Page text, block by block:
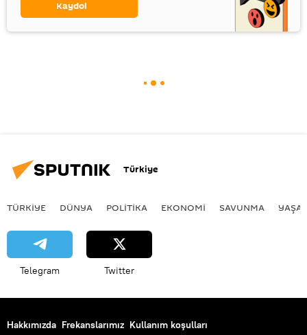
Kaydol
Türkiye
TÜRKIYE DÜNYA POLİTİKA EKONOMİ SAVUNMA
Telegram Twitter
Hakkımızda Frekanslarımız Kullanım koşulları